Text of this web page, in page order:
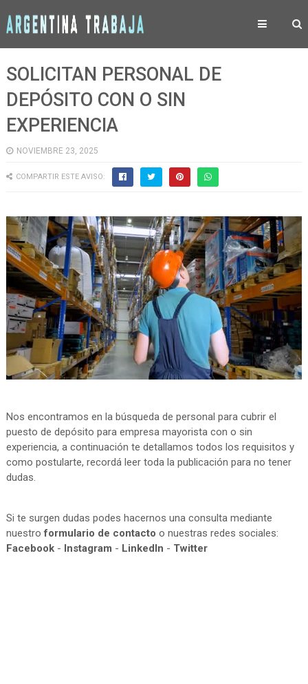
SOLICITAN PERSONAL DE
DEPÓSITO CON O SIN
EXPERIENCIA
NOVIEMBRE 23, 2025
COMPARTIR ESTE AVISO:
Nos encontramos en la búsqueda de personal para cubrir el
puesto de depósito para empresa mayorista con o sin
experiencia, a continuación te detallamos todos los requisitos y
como postularte, recordá leer toda la publicación para no tener
dudas.
Si te surgen dudas podes hacernos una consulta mediante
nuestroformulario de contacto o nuestras redes sociales:
Facebook- Instagram - LinkedIn - Twitter